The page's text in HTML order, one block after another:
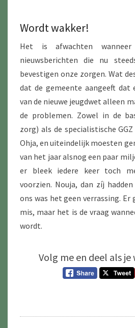
Wordt wakker!
Het is afwachten
nieuwsberichten die nu
bevestigen onze zorgen. Wat
dat de gemeente aangeeft dat
van de nieuwe jeugdwet alleen
de problemen. Zowel in de
zorg) als de specialistische
Ohja, en uiteindelijk moesten
van het jaar alsnog een paar
er bleek iedere keer toch
voorzien. Nouja, dan zíj
ons was het geen verrassing. Er
mis, maar het is de vraag
wordt.
Volg me en deel als je